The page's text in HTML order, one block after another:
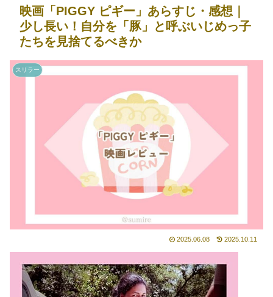
映画「PIGGY ピギー」あらすじ・感想｜
少し長い！自分を「豚」と呼ぶいじめっ子
たちを見捨てるべきか
スリラー
2025.06.08 2025.10.11